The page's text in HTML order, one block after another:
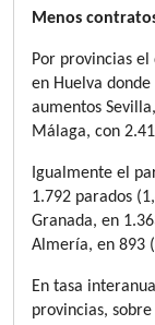
Menos
Por provincias
en Huelva
aumentos
Málaga, con
Igualmente el
1.792 parados
Granada, en
Almería, en 893
En tasa
provincias,